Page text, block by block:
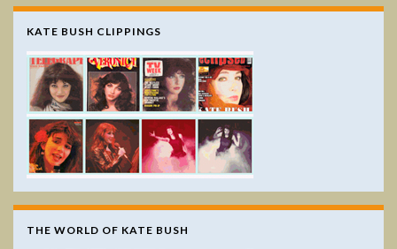
KATE BUSH CLIPPINGS
THE WORLD OF KATE BUSH